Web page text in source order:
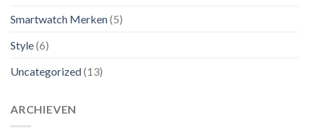
Smartwatch Merken(5)
Style(6)
Uncategorized(13)
ARCHIEVEN